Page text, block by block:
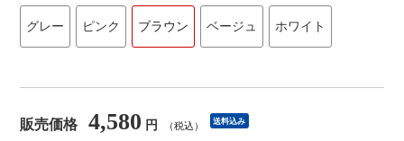
グレー ピンク ブラウン ベージュ ホワイト
販売価格 4,580 円 （税込） 送料込み